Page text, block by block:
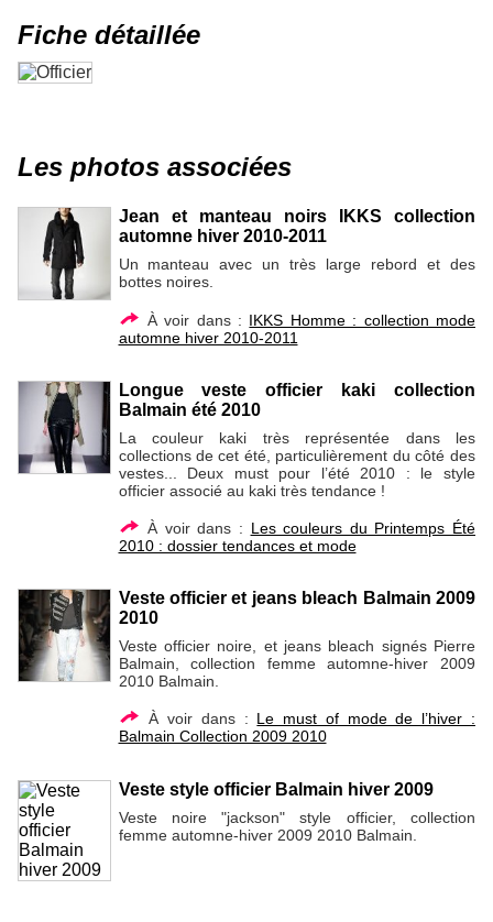
Fiche détaillée
Les photos associées
Jean et manteau noirs IKKS collection
automne hiver 2010-2011
Un manteau avec un très large rebord et des
bottes noires.
À voir dans : IKKS Homme : collection mode
automne hiver 2010-2011
Longue veste officier kaki collection
Balmain été 2010
La couleur kaki très représentée dans les
collections de cet été, particulièrement du côté des
vestes... Deux must pour l’été 2010 : le style
officier associé au kaki très tendance !
À voir dans : Les couleurs du Printemps Été
2010 : dossier tendances et mode
Veste officier et jeans bleach Balmain 2009
2010
Veste officier noire, et jeans bleach signés Pierre
Balmain, collection femme automne-hiver 2009
2010 Balmain.
À voir dans : Le must of mode de l’hiver :
Balmain Collection 2009 2010
Veste style officier Balmain hiver 2009
Veste noire "jackson" style officier, collection
femme automne-hiver 2009 2010 Balmain.